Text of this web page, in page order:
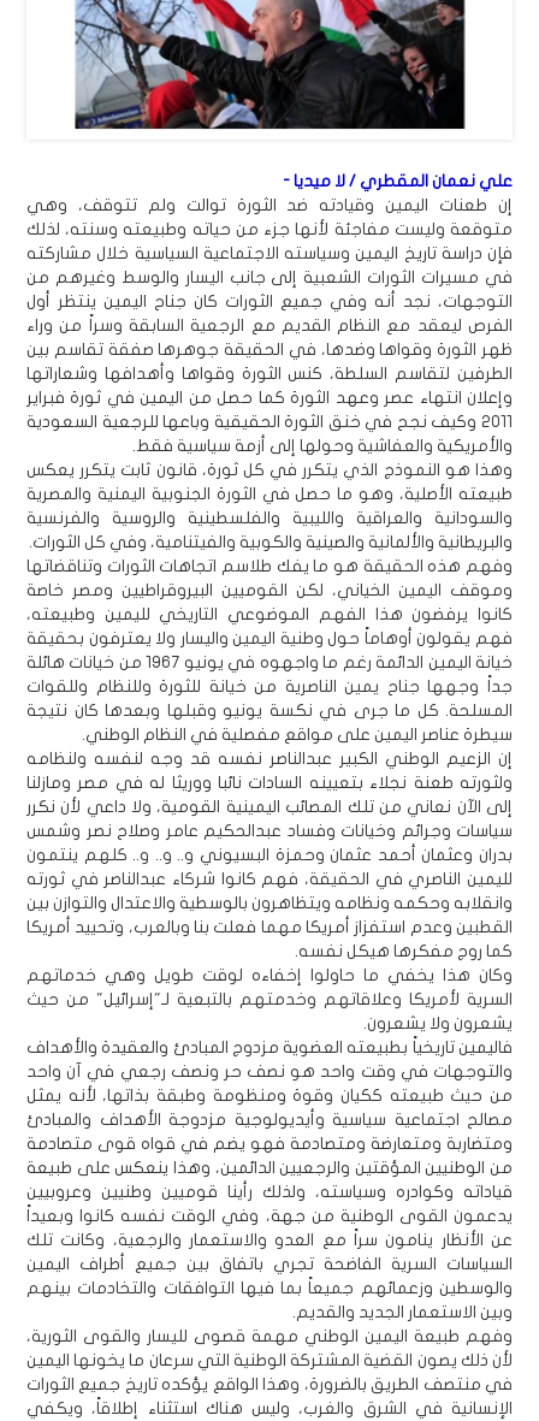
علي نعمان المقطري / لا ميديا -
إن طعنات اليمين وقيادته ضد الثورة توالت ولم تتوقف، وهي
متوقعة وليست مفاجئة لأنها جزء من حياته وطبيعته وسنته، لذلك
فإن دراسة تاريخ اليمين وسياسته الاجتماعية السياسية خلال مشاركته
في مسيرات الثورات الشعبية إلى جانب اليسار والوسط وغيرهم من
التوجهات، نجد أنه وفي جميع الثورات كان جناح اليمين ينتظر أول
الفرص ليعقد مع النظام القديم مع الرجعية السابقة وسراً من وراء
ظهر الثورة وقواها وضدها، في الحقيقة جوهرها صفقة تقاسم بين
الطرفين لتقاسم السلطة، كنس الثورة وقواها وأهدافها وشعاراتها
وإعلان انتهاء عصر وعهد الثورة كما حصل من اليمين في ثورة فبراير
2011 وكيف نجح في خنق الثورة الحقيقية وباعها للرجعية السعودية
والأمريكية والعفاشية وحولها إلى أزمة سياسية فقط.
وهذا هو النموذج الذي يتكرر في كل ثورة، قانون ثابت يتكرر يعكس
طبيعته الأصلية، وهو ما حصل في الثورة الجنوبية اليمنية والمصرية
والسودانية والعراقية والليبية والفلسطينية والروسية والفرنسية
والبريطانية والألمانية والصينية والكوبية والفيتنامية، وفي كل الثورات.
وفهم هذه الحقيقة هو ما يفك طلاسم اتجاهات الثورات وتناقضاتها
وموقف اليمين الخياني، لكن القوميين البيروقراطيين ومصر خاصة
كانوا يرفضون هذا الفهم الموضوعي التاريخي لليمين وطبيعته،
فهم يقولون أوهاماً حول وطنية اليمين واليسار ولا يعترفون بحقيقة
خيانة اليمين الدائمة رغم ما واجهوه في يونيو 1967 من خيانات هائلة
جداً وجهها جناح يمين الناصرية من خيانة للثورة وللنظام وللقوات
المسلحة. كل ما جرى في نكسة يونيو وقبلها وبعدها كان نتيجة
سيطرة عناصر اليمين على مواقع مفصلية في النظام الوطني.
إن الزعيم الوطني الكبير عبدالناصر نفسه قد وجه لنفسه ولنظامه
ولثورته طعنة نجلاء بتعيينه السادات نائبا ووريثا له في مصر ومازلنا
إلى الآن نعاني من تلك المصائب اليمينية القومية، ولا داعي لأن نكرر
سياسات وجرائم وخيانات وفساد عبدالحكيم عامر وصلاح نصر وشمس
بدران وعثمان أحمد عثمان وحمزة البسيوني و.. و.. و.. كلهم ينتمون
لليمين الناصري في الحقيقة، فهم كانوا شركاء عبدالناصر في ثورته
وانقلابه وحكمه ونظامه ويتظاهرون بالوسطية والاعتدال والتوازن بين
القطبين وعدم استفزاز أمريكا مهما فعلت بنا وبالعرب، وتحييد أمريكا
كما روج مفكرها هيكل نفسه.
وكان هذا يخفي ما حاولوا إخفاءه لوقت طويل وهي خدماتهم
السرية لأمريكا وعلاقاتهم وخدمتهم بالتبعية لـ"إسرائيل" من حيث
يشعرون ولا يشعرون.
فاليمين تاريخياً بطبيعته العضوية مزدوج المبادئ والعقيدة والأهداف
والتوجهات في وقت واحد هو نصف حر ونصف رجعي في آن واحد
من حيث طبيعته ككيان وقوة ومنظومة وطبقة بذاتها، لأنه يمثل
مصالح اجتماعية سياسية وأيديولوجية مزدوجة الأهداف والمبادئ
ومتضاربة ومتعارضة ومتصادمة فهو يضم في قواه قوى متصادمة
من الوطنيين المؤقتين والرجعيين الدائمين، وهذا ينعكس على طبيعة
قياداته وكوادره وسياسته، ولذلك رأينا قوميين وطنيين وعروبيين
يدعمون القوى الوطنية من جهة، وفي الوقت نفسه كانوا وبعيداً
عن الأنظار ينامون سراً مع العدو والاستعمار والرجعية، وكانت تلك
السياسات السرية الفاضحة تجري باتفاق بين جميع أطراف اليمين
والوسطين وزعمائهم جميعاً بما فيها التوافقات والتخادمات بينهم
وبين الاستعمار الجديد والقديم.
وفهم طبيعة اليمين الوطني مهمة قصوى لليسار والقوى الثورية،
لأن ذلك يصون القضية المشتركة الوطنية التي سرعان ما يخونها اليمين
في منتصف الطريق بالضرورة، وهذا الواقع يؤكده تاريخ جميع الثورات
الإنسانية في الشرق والغرب، وليس هناك استثناء إطلاقاً، ويكفي